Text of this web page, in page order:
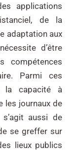
applications
de la
adaptation aux
d’être
compétences
Parmi ces
la capacité à
les journaux de
aussi de
se greffer sur
lieux publics